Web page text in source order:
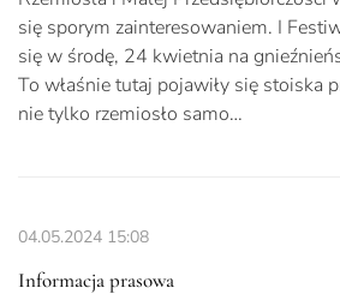
się sporym zainteresowaniem. I
się w środę, 24 kwietnia na
To właśnie tutaj pojawiły się stoiska
nie tylko rzemiosło samo…
04.05.2024 15:08
Informacja prasowa